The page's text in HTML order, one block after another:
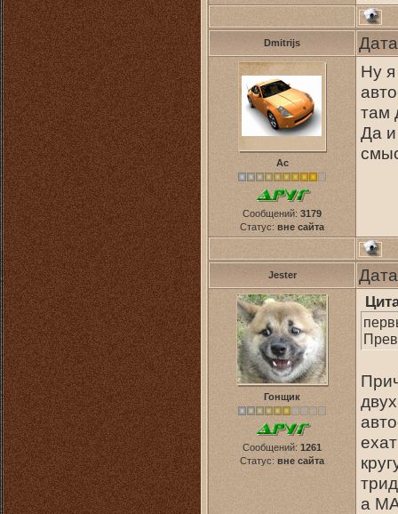
Dmitrijs
Ас
Сообщений: 3179
Статус: вне сайта
Ну
там
Да
Jester
Гонщик
Сообщений: 1261
Статус: вне сайта
а